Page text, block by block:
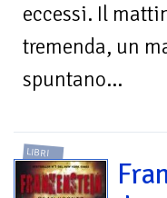
eccessi. Il
tremenda, un
spuntano...
LIBRI